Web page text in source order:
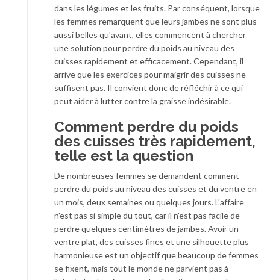
dans les légumes et les fruits. Par conséquent, lorsque
les femmes remarquent que leurs jambes ne sont plus
aussi belles qu'avant, elles commencent à chercher
une solution pour perdre du poids au niveau des
cuisses rapidement et efficacement. Cependant, il
arrive que les exercices pour maigrir des cuisses ne
suffisent pas. Il convient donc de réfléchir à ce qui
peut aider à lutter contre la graisse indésirable.
Comment perdre du poids
des cuisses très rapidement,
telle est la question
De nombreuses femmes se demandent comment
perdre du poids au niveau des cuisses et du ventre en
un mois, deux semaines ou quelques jours. L'affaire
n'est pas si simple du tout, car il n'est pas facile de
perdre quelques centimètres de jambes. Avoir un
ventre plat, des cuisses fines et une silhouette plus
harmonieuse est un objectif que beaucoup de femmes
se fixent, mais tout le monde ne parvient pas à